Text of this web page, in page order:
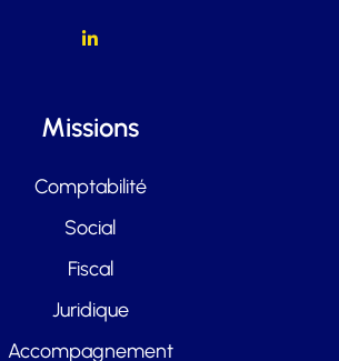
Missions
Comptabilité
Social
Fiscal
Juridique
Accompagnement